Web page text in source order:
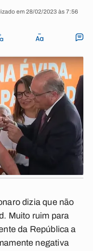
em 28/02/2023 às 7:56
dizia que não
Muito ruim para
da República a
negativa